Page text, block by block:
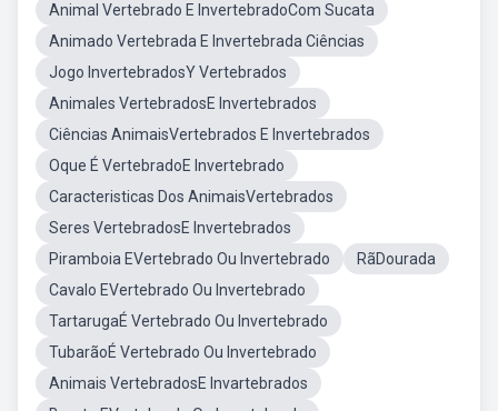
Animal Vertebrado E InvertebradoCom Sucata
Animado Vertebrada E Invertebrada Ciências
Jogo InvertebradosY Vertebrados
Animales VertebradosE Invertebrados
Ciências AnimaisVertebrados E Invertebrados
Oque É VertebradoE Invertebrado
Caracteristicas Dos AnimaisVertebrados
Seres VertebradosE Invertebrados
Piramboia EVertebrado Ou Invertebrado
RãDourada
Cavalo EVertebrado Ou Invertebrado
TartarugaÉ Vertebrado Ou Invertebrado
TubarãoÉ Vertebrado Ou Invertebrado
Animais VertebradosE Invartebrados